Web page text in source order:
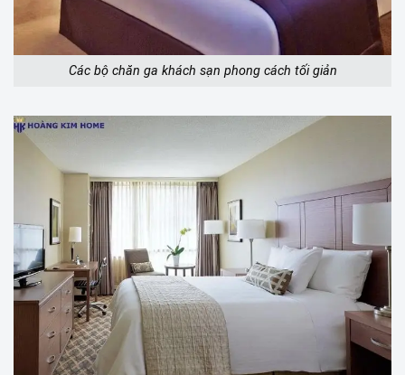
Các bộ chăn ga khách sạn phong cách tối giản